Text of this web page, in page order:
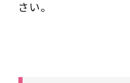
さい。